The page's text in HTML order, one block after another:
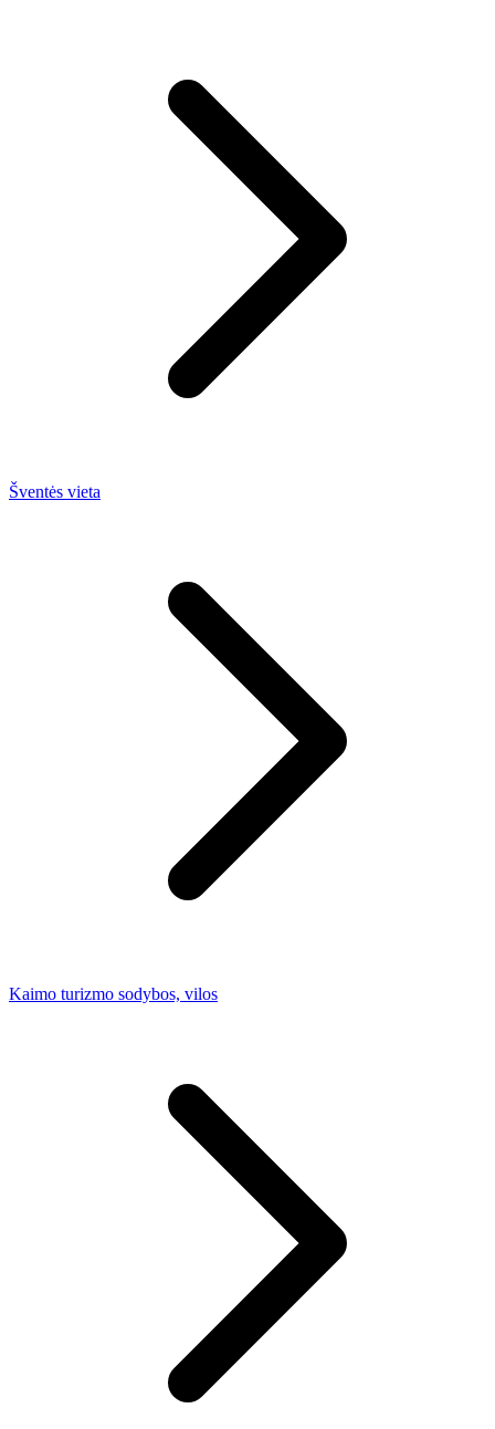
Šventės vieta
Kaimo turizmo sodybos, vilos